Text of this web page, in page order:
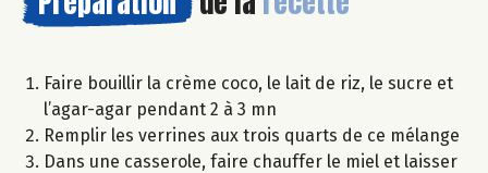
Faire bouillir la crème coco, le lait de riz, le sucre et
l’agar-agar pendant 2 à 3 mn
Remplir les verrines aux trois quarts de ce mélange
Dans une casserole, faire chauffer le miel et laisser